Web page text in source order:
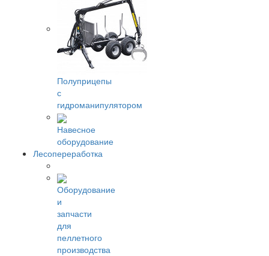
Полуприцепы
с
гидроманипулятором
Навесное
оборудование
Лесопереработка
Оборудование
и
запчасти
для
пеллетного
производства